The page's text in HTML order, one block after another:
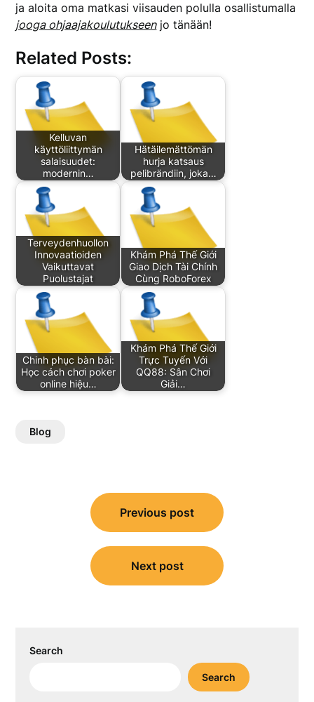
ja aloita oma matkasi viisauden polulla osallistumalla
jooga ohjaajakoulutukseenjo tänään!
Related Posts:
Kelluvan
käyttöliittymän
salaisuudet:
modernin…
Hätäilemättömän
hurja katsaus
pelibrändiin, joka…
Terveydenhuollon
Innovaatioiden
Vaikuttavat
Puolustajat
Khám Phá Thế Giới
Giao Dịch Tài Chính
Cùng RoboForex
Chinh phục bàn bài:
Học cách chơi poker
online hiệu…
Khám Phá Thế Giới
Trực Tuyến Với
QQ88: Sân Chơi
Giải…
Blog
navigation
Previous post
Next post
Search
Search